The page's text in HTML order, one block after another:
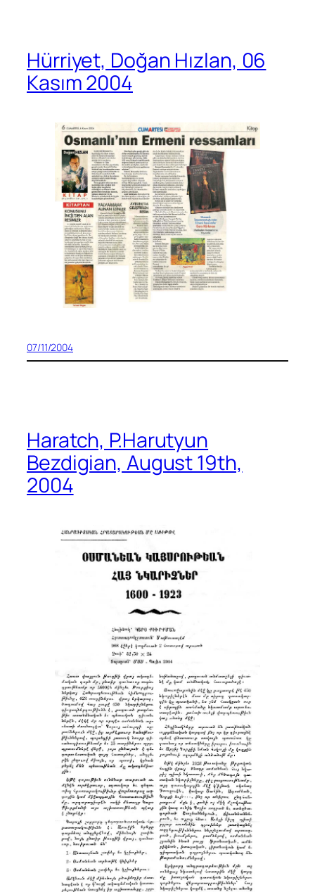
Hürriyet, Doğan Hızlan, 06
Kasım 2004
07/11/2004
Haratch, P.Harutyun
Bezdigian, August 19th,
2004